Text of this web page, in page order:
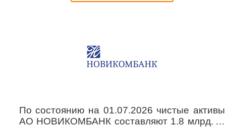
По состоянию на 01.07.2026 чистые активы
АО НОВИКОМБАНК составляют 1.8 млрд. …